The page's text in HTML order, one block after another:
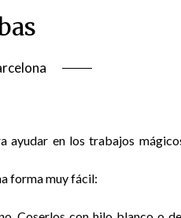
ayudar en los trabajos
forma muy fácil: